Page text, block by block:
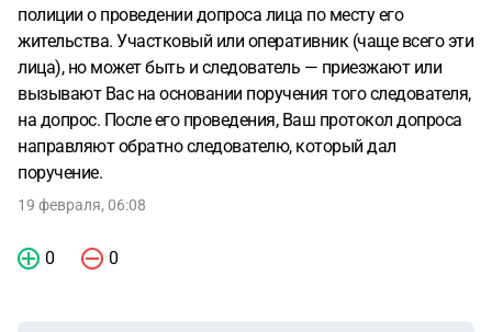
полиции о проведении допроса лица по месту его
жительства. Участковый или оперативник (чаще всего эти
лица), но может быть и следователь — приезжают или
вызывают Вас на основании поручения того следователя,
на допрос. После его проведения, Ваш протокол допроса
направляют обратно следователю, который дал
поручение.
19 февраля, 06:08
0 0